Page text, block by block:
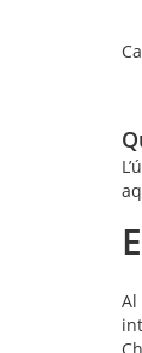
Al